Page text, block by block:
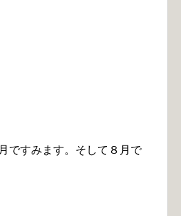
ですみます。そして８月で